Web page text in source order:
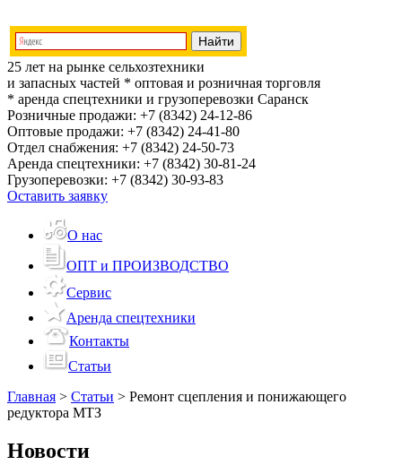
25 лет на рынке сельхозтехники
и запасных частей * оптовая и розничная торговля
* аренда спецтехники и грузоперевозки Саранск
Розничные продажи: +7 (8342) 24-12-86
Оптовые продажи: +7 (8342) 24-41-80
Отдел снабжения: +7 (8342) 24-50-73
Аренда спецтехники: +7 (8342) 30-81-24
Грузоперевозки: +7 (8342) 30-93-83
Оставить заявку
О нас
ОПТ и ПРОИЗВОДСТВО
Сервис
Аренда спецтехники
Контакты
Статьи
Главная > Статьи > Ремонт сцепления и понижающего
редуктора МТЗ
Новости